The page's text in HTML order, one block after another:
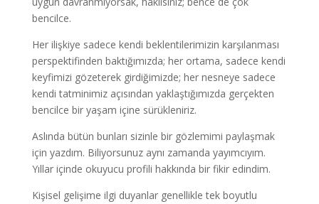
bencilce.
Her ilişkiye sadece kendi beklentilerimizin karşılanması
perspektifinden baktığımızda; her ortama, sadece kendi
keyfimizi gözeterek girdiğimizde; her nesneye sadece
kendi tatminimiz açısından yaklaştığımızda gerçekten
bencilce bir yaşam içine sürükleniriz.
Aslında bütün bunları sizinle bir gözlemimi paylaşmak
için yazdım. Biliyorsunuz aynı zamanda yayımcıyım.
Yıllar içinde okuyucu profili hakkında bir fikir edindim.
Kişisel gelişime ilgi duyanlar genellikle tek boyutlu